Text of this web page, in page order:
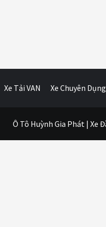
Xe Tải VAN Xe Chuyên Dụng
Ô Tô Huỳnh Gia Phát | Xe